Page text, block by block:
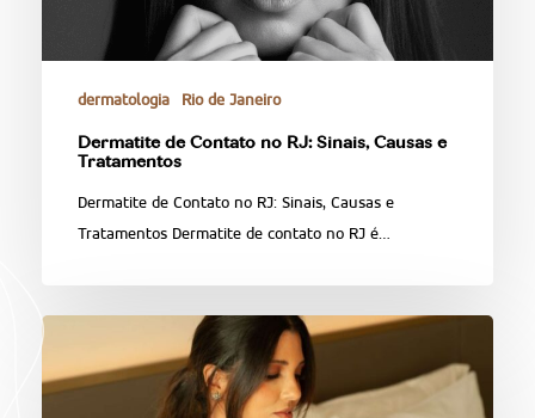
dermatologia Rio de Janeiro
Dermatite de Contato no RJ: Sinais, Causas e
Tratamentos
Dermatite de Contato no RJ: Sinais, Causas e
Tratamentos Dermatite de contato no RJ é…